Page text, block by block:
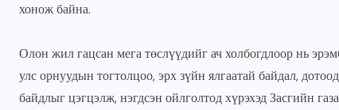
хонож байна.
Олон жил гацсан мега төслүүдийг ач холбогдлоор нь
улс орнуудын тогтолцоо, эрх зүйн ялгаатай байдал,
байдлыг цэгцэлж, нэгдсэн ойлголтод хүрэхэд Засгийн